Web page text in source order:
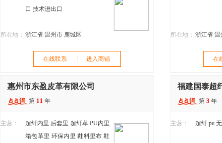
口 技术进出口
所在地： 浙江省 温州市 鹿城区
在线联系 进入商铺
所在地： 浙江省
在
惠州市东盈皮革有限公司
第 11 年
主营： 超纤内里 后套里 超纤革 PU内里
箱包革里 环保内里 鞋料里布 鞋
福建国泰超
第 3 年
主营： 超纤 pu